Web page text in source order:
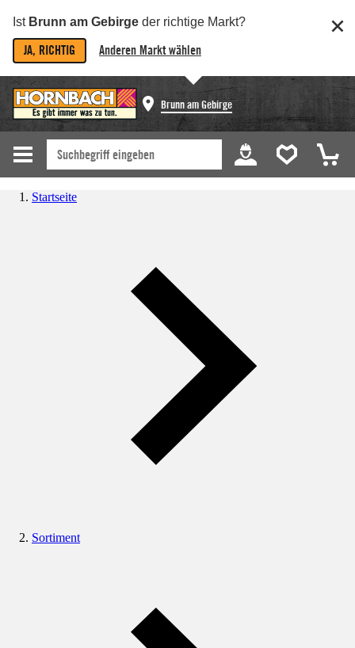
Ist Brunn am Gebirge der richtige Markt?
JA, RICHTIG Anderen Markt wählen
Brunn am Gebirge
Startseite
Sortiment